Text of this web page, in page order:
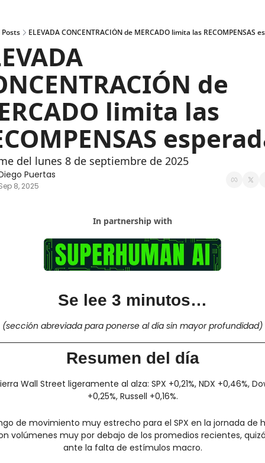
Posts ELEVADA CONCENTRACIÓN de MERCADO limita las RECOMPENSAS
de
limita las
del lunes 8 de septiembre de 2025
Puertas
8, 2025
In partnership with
Se lee 3 minutos…
(sección abreviada para ponerse al día sin mayor profundidad)
Resumen del día
Wall Street ligeramente al alza: SPX +0,21%, NDX +0,46%,
+0,25%, Russell +0,16%.
de movimiento muy estrecho para el SPX en la jornada de
volúmenes muy por debajo de los promedios recientes,
ante la falta de estímulos macro.